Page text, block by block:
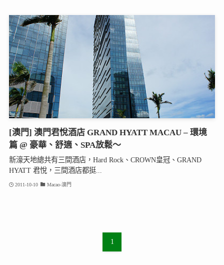
[澳門] 澳門君悅酒店 GRAND HYATT MACAU – 環境
篇 @ 豪華、舒適、SPA放鬆～
新濠天地總共有三間酒店，Hard Rock、CROWN皇冠、GRAND
HYATT 君悅，三間酒店都挺...
2011-10-10 Macao-澳門
1